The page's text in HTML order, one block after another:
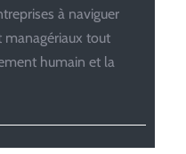
à naviguer
managériaux tout
humain et la